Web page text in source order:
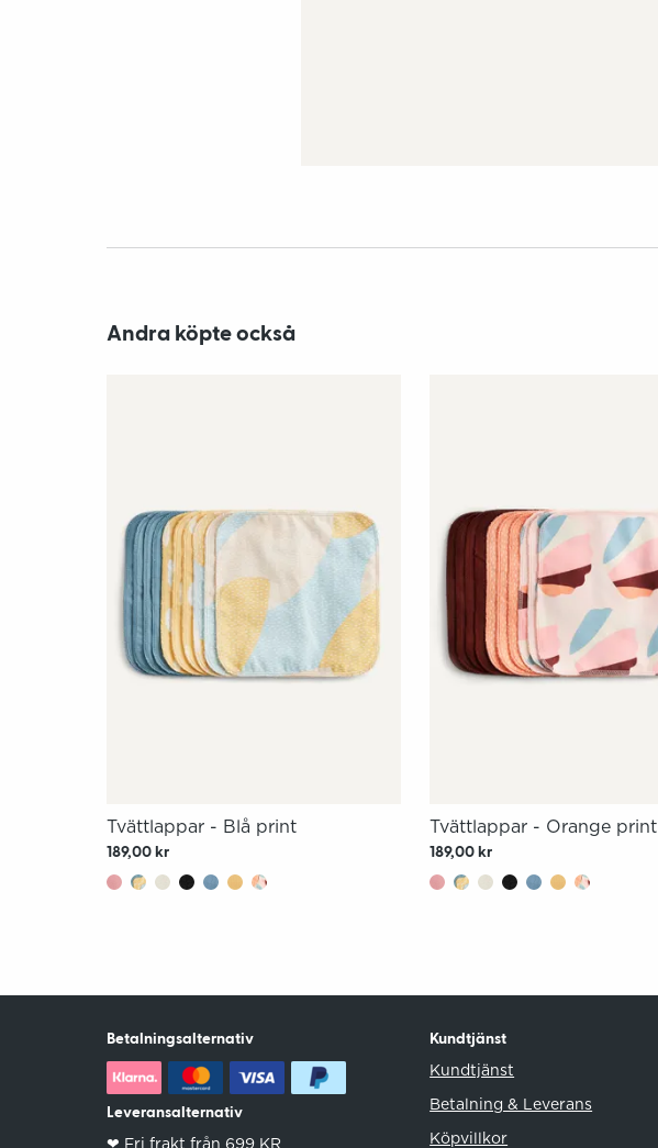
Andra köpte också
Tvättlappar - Blå print
189,00 kr
Tvättlappar - Orange print
189,00 kr
Betalningsalternativ
Leveransalternativ
❤︎ Fri frakt från 699 KR
Kundtjänst
Kundtjänst
Betalning & Leverans
Köpvillkor